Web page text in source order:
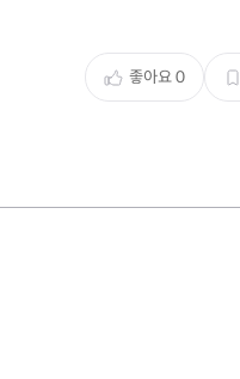
좋아요0